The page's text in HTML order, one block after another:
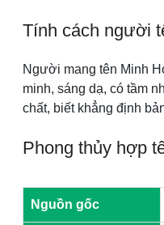
Tính cách người
Người mang tên Minh
minh, sáng dạ, có tầm
chất, biết khẳng định
Phong thủy hợp
Nguồn gốc